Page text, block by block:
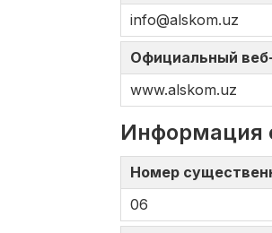
info@alskom.uz
Официальный
www.alskom.uz
Информация
Номер
06